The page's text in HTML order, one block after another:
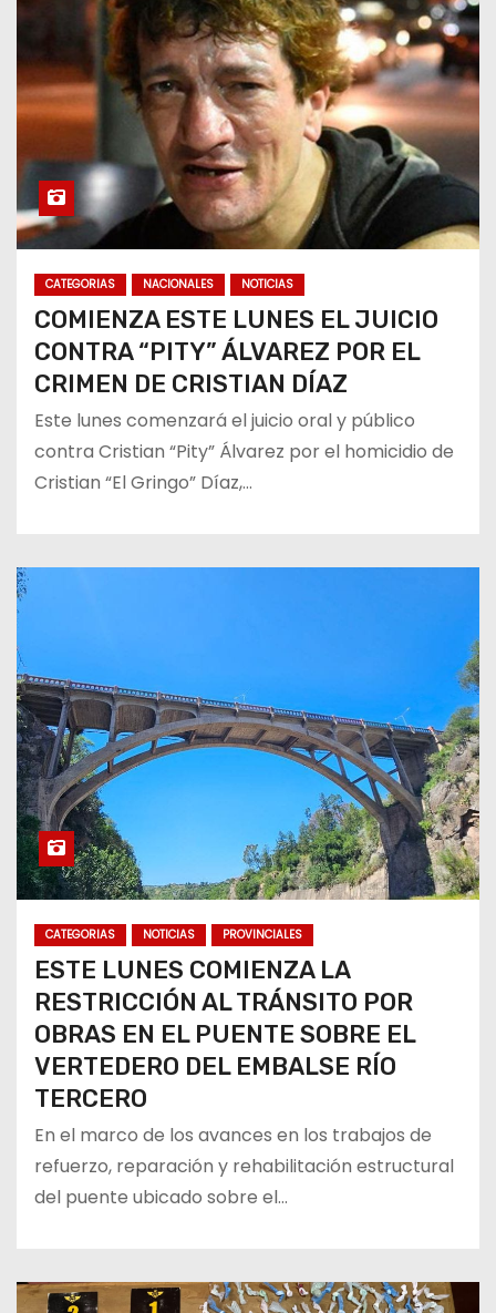
CATEGORIAS NACIONALES NOTICIAS
COMIENZA ESTE LUNES EL JUICIO
CONTRA “PITY” ÁLVAREZ POR EL
CRIMEN DE CRISTIAN DÍAZ
Este lunes comenzará el juicio oral y público
contra Cristian “Pity” Álvarez por el homicidio de
Cristian “El Gringo” Díaz,…
CATEGORIAS NOTICIAS PROVINCIALES
ESTE LUNES COMIENZA LA
RESTRICCIÓN AL TRÁNSITO POR
OBRAS EN EL PUENTE SOBRE EL
VERTEDERO DEL EMBALSE RÍO
TERCERO
En el marco de los avances en los trabajos de
refuerzo, reparación y rehabilitación estructural
del puente ubicado sobre el…